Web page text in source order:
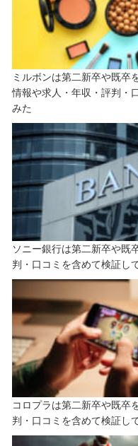
ミルボンは第二新卒や既卒
情報や求人・年収・評判・
みた
ソニー銀行は第二新卒や既
判・口コミを含めて検証し
コロプラは第二新卒や既卒
判・口コミを含めて検証し